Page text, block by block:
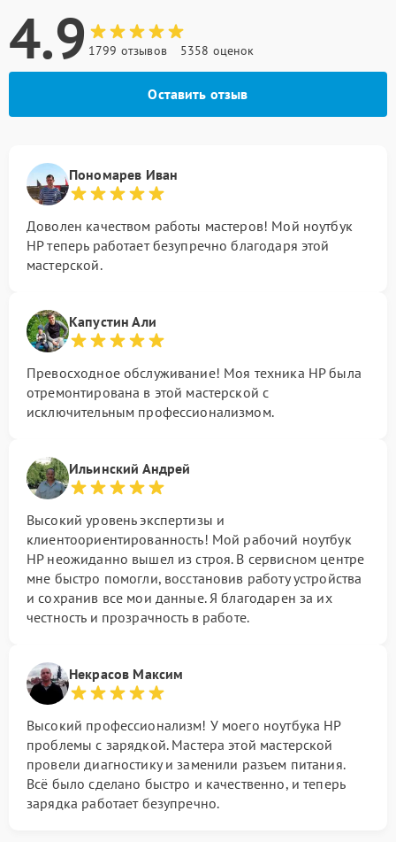
4.9 1799 отзывов 5358 оценок
Оставить отзыв
Пономарев Иван
Доволен качеством работы мастеров! Мой ноутбук
HP теперь работает безупречно благодаря этой
мастерской.
Капустин Али
Превосходное обслуживание! Моя техника HP была
отремонтирована в этой мастерской с
исключительным профессионализмом.
Ильинский Андрей
Высокий уровень экспертизы и
клиентоориентированность! Мой рабочий ноутбук
HP неожиданно вышел из строя. В сервисном центре
мне быстро помогли, восстановив работу устройства
и сохранив все мои данные. Я благодарен за их
честность и прозрачность в работе.
Некрасов Максим
Высокий профессионализм! У моего ноутбука HP
проблемы с зарядкой. Мастера этой мастерской
провели диагностику и заменили разъем питания.
Всё было сделано быстро и качественно, и теперь
зарядка работает безупречно.